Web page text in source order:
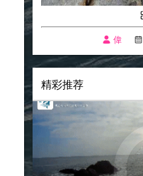
偉
精彩推荐
[船、矶]